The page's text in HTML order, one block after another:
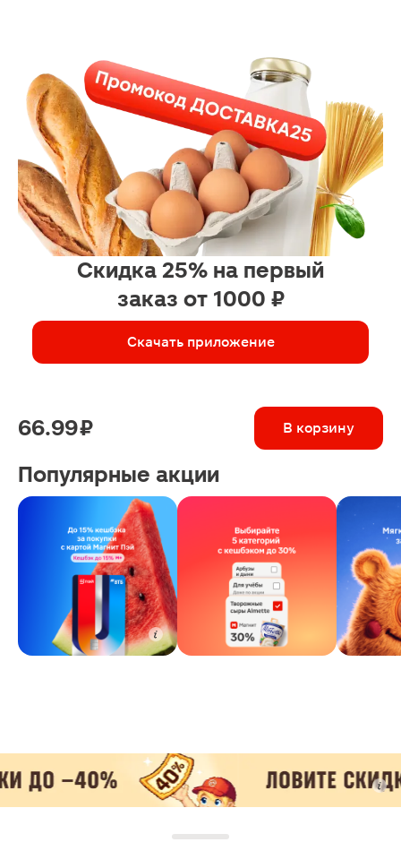
Скидка 25% на первый
заказ от 1000 ₽
Скачать приложение
66.99 ₽ В корзину
Популярные акции